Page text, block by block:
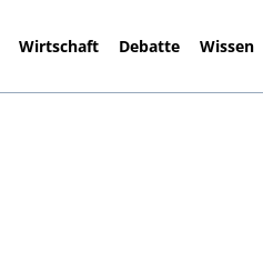
Wirtschaft Debatte Wissen